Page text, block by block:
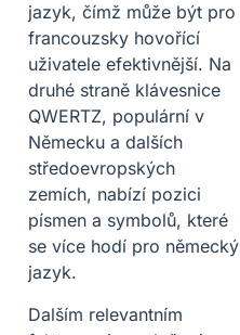
jazyk, čímž může být pro
francouzsky hovořící
uživatele efektivnější. Na
druhé straně klávesnice
QWERTZ, populární v
Německu a dalších
středoevropských
zemích, nabízí pozici
písmen a symbolů, které
se více hodí pro německý
jazyk.
Dalším relevantním